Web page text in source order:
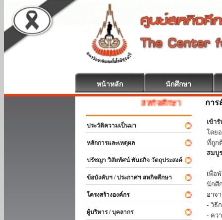
หน้าหลัก นักศึกษา
สหกิจศึกษา ยินดีต้อนรับ
ประวัติความเป็นมา
หลักการและเหตุผล
ปรัชญา วิสัยทัศน์ พันธกิจ วัตถุประสงค์
ข้อบังคับฯ / ประกาศฯ สหกิจศึกษา
โครงสร้างองค์กร
ผู้บริหาร / บุคลากร
การ
เข้า
โดย
ที่ถูก
สมบู
เพื่อ
นักศึ
อาจ
- วิธี
- คว